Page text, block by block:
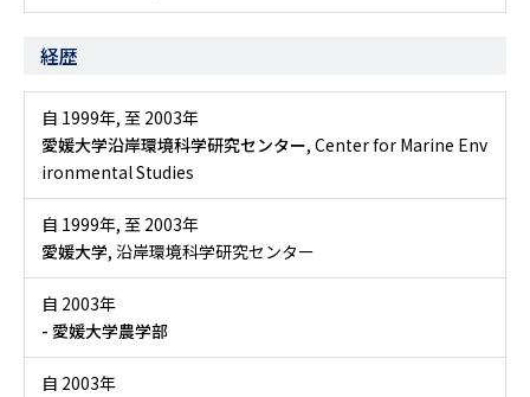
経歴
自 1999年, 至 2003年
愛媛大学沿岸環境科学研究センター, Center for Marine Env
ironmental Studies
自 1999年, 至 2003年
愛媛大学, 沿岸環境科学研究センター
自 2003年
- 愛媛大学農学部
自 2003年